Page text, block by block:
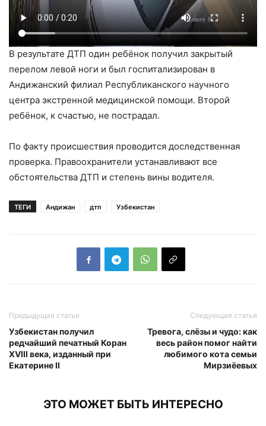
В результате ДТП один ребёнок получил закрытый
перелом левой ноги и был госпитализирован в
Андижанский филиал Республиканского научного
центра экстренной медицинской помощи. Второй
ребёнок, к счастью, не пострадал.
По факту происшествия проводится доследственная
проверка. Правоохранители устанавливают все
обстоятельства ДТП и степень вины водителя.
ТЕГИ Андижан дтп Узбекистан
Предыдущая статья
Узбекистан получил
редчайший печатный Коран
XVIII века, изданный при
Екатерине II
Следующая статья
Тревога, слёзы и чудо: как
весь район помог найти
любимого кота семьи
Мирзиёевых
ЭТО МОЖЕТ БЫТЬ ИНТЕРЕСНО